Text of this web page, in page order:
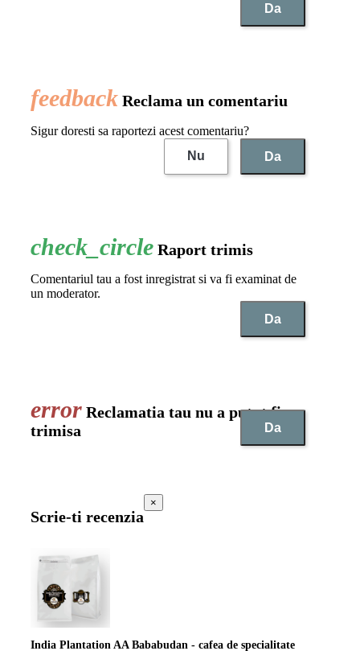
Da
Reclama un comentariu
Sigur doresti sa raportezi acest comentariu?
Nu
Da
Raport trimis
Comentariul tau a fost inregistrat si va fi examinat de
un moderator.
Da
Reclamatia tau nu a putut fi
trimisa
Da
Scrie-ti recenzia
×
India Plantation AA Bababudan - cafea de specialitate